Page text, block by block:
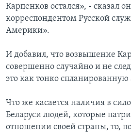
Карпенков остался», - сказал
корреспондентом Русской
Америки».
И добавил, что возвышение
совершенно случайно и не
это как тонко
Что же касается наличия в
Беларуси людей, которые
отношении своей страны, то,